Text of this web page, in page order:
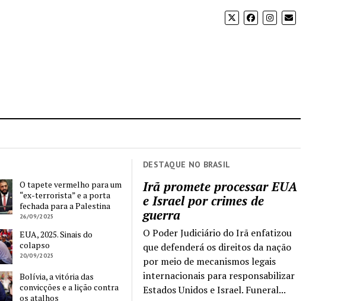
DESTAQUE NO BRASIL
Irã promete processar EUA
e Israel por crimes de
guerra
O Poder Judiciário do Irã enfatizou
que defenderá os direitos da nação
por meio de mecanismos legais
internacionais para responsabilizar
Estados Unidos e Israel. Funeral...
O tapete vermelho para um
“ex-terrorista” e a porta
fechada para a Palestina
26/09/2025
EUA, 2025. Sinais do
colapso
20/09/2025
Bolívia, a vitória das
convicções e a lição contra
os atalhos